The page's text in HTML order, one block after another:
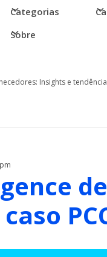
Categorias
Sobre
Insights e